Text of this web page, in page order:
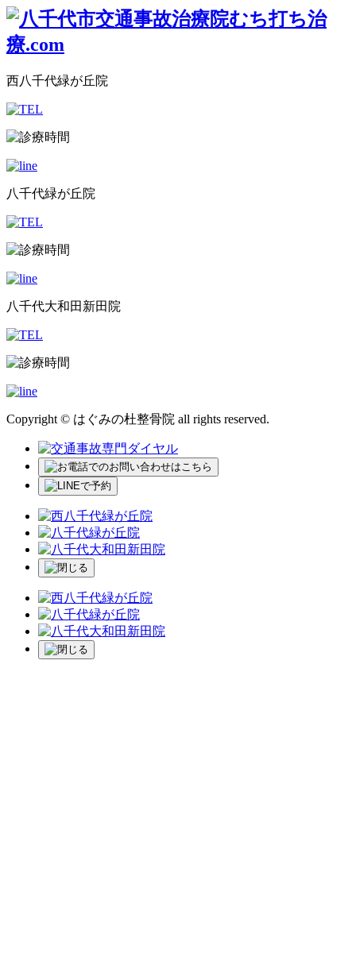
西八千代緑が丘院
八千代緑が丘院
八千代大和田新田院
Copyright © はぐみの杜整骨院 all rights reserved.